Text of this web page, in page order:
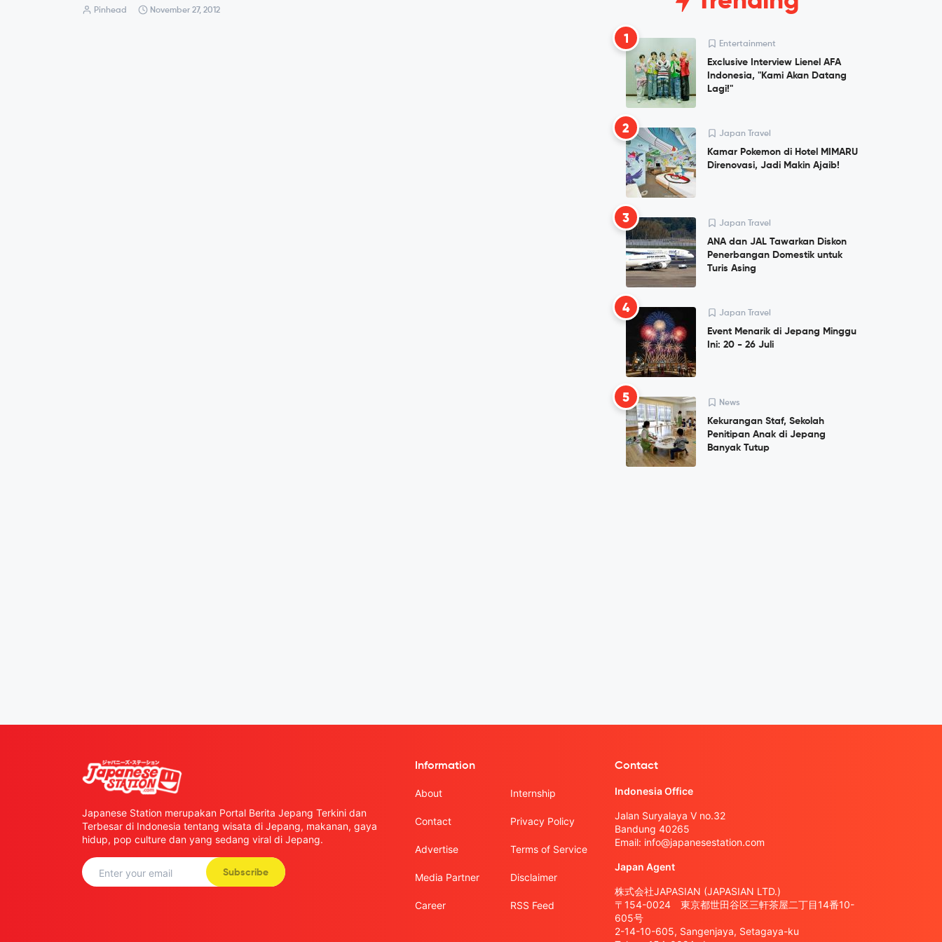
Pinhead November 27, 2012
1 Entertainment
Exclusive Interview Lienel AFA
Indonesia, "Kami Akan Datang
Lagi!"
2 Japan Travel
Kamar Pokemon di Hotel MIMARU
Direnovasi, Jadi Makin Ajaib!
3 Japan Travel
ANA dan JAL Tawarkan Diskon
Penerbangan Domestik untuk
Turis Asing
4 Japan Travel
Event Menarik di Jepang Minggu
Ini: 20 - 26 Juli
5 News
Kekurangan Staf, Sekolah
Penitipan Anak di Jepang
Banyak Tutup
Japanese Station merupakan Portal Berita Jepang Terkini dan
Terbesar di Indonesia tentang wisata di Jepang, makanan, gaya
hidup, pop culture dan yang sedang viral di Jepang.
Subscribe
Information
About
Contact
Advertise
Media Partner
Career
Internship
Privacy Policy
Terms of Service
Disclaimer
RSS Feed
Contact
Indonesia Office
Jalan Suryalaya V no.32
Bandung 40265
Email: info@japanesestation.com
Japan Agent
株式会社JAPASIAN (JAPASIAN LTD.)
〒154-0024 東京都世田谷区三軒茶屋二丁目14番10-
605号
2-14-10-605, Sangenjaya, Setagaya-ku